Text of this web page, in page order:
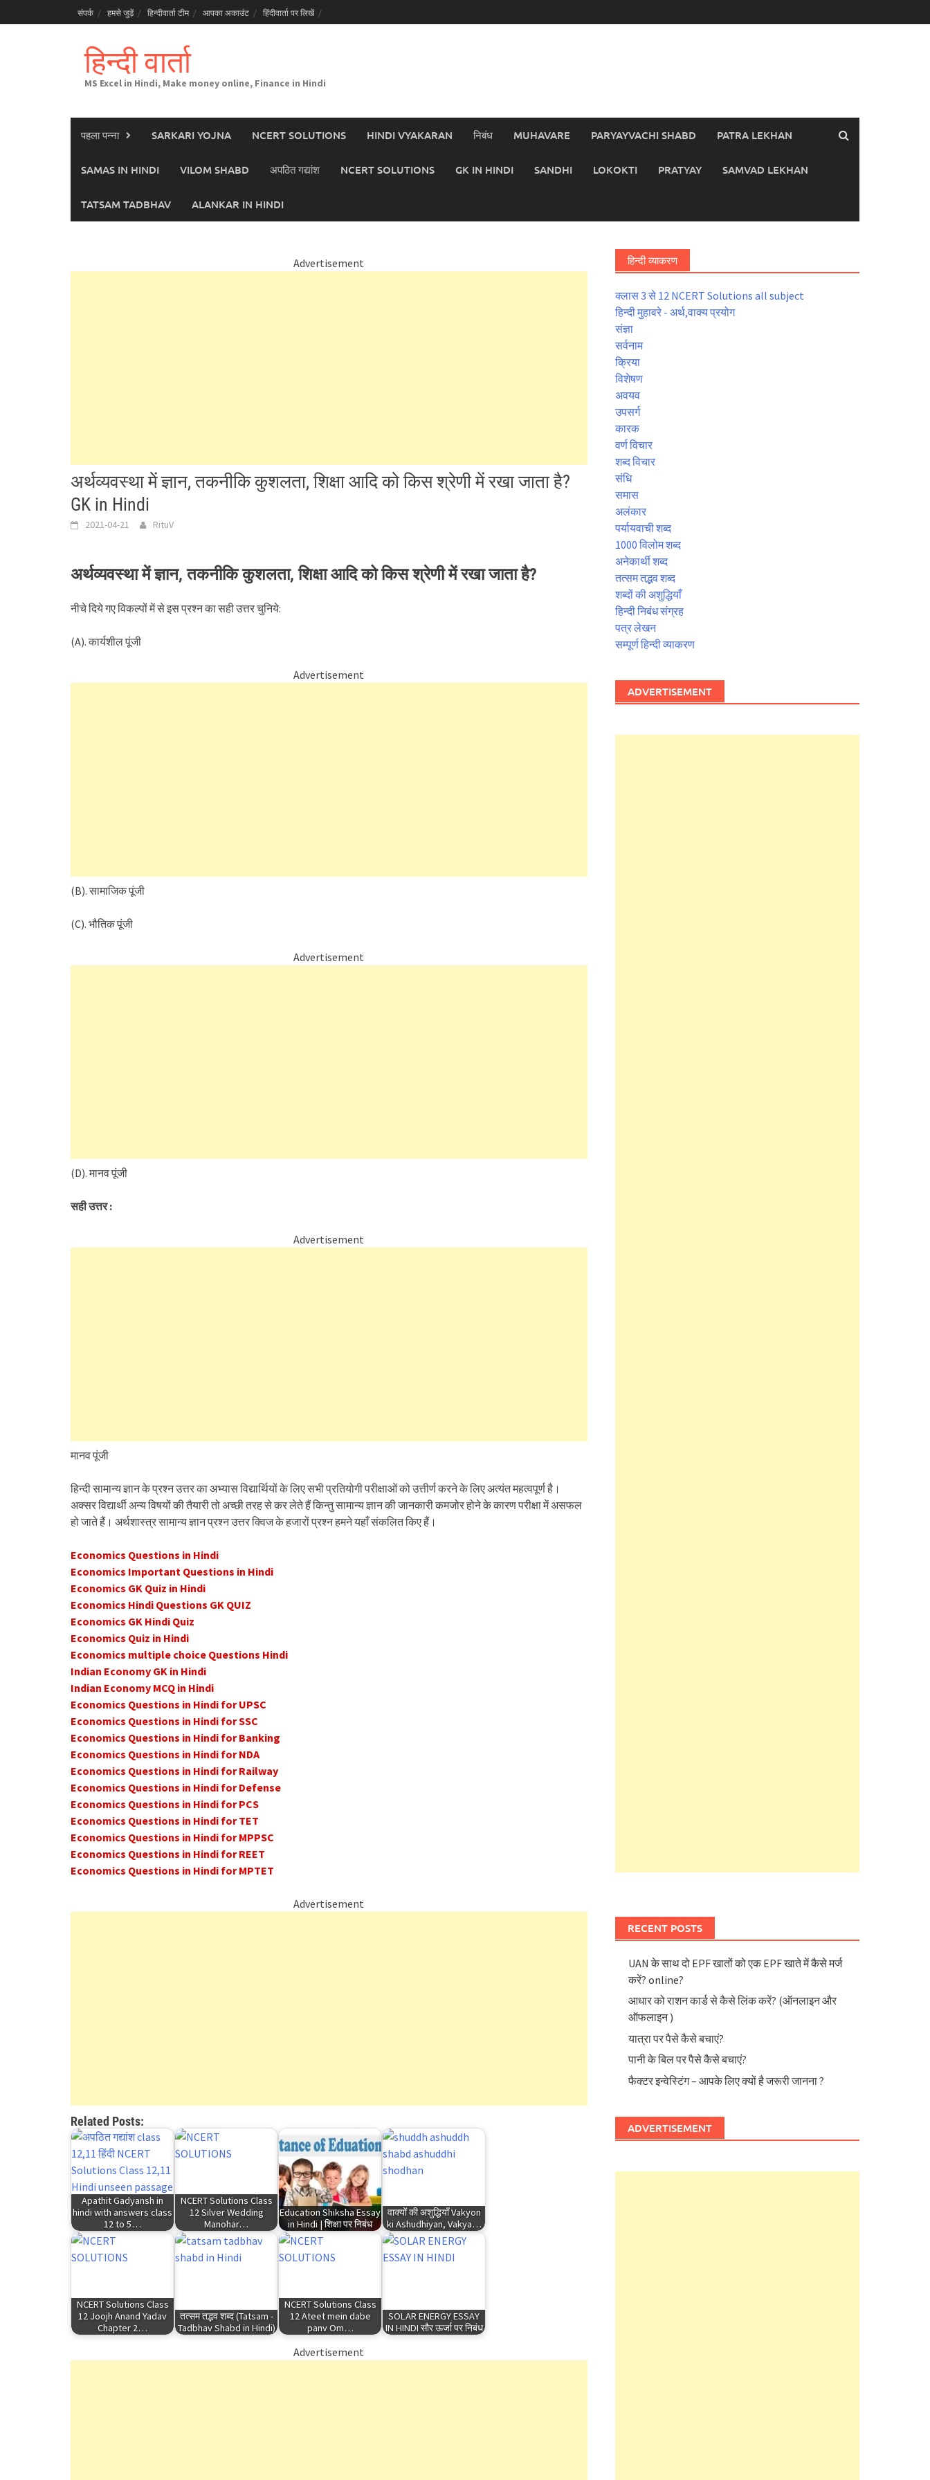
to
संपर्क हमसे जुड़ें हिन्दीवार्ता टीम आपका अकाउंट हिंदीवार्ता पर लिखें
हिन्दी वार्ता
MS Excel in Hindi, Make money online, Finance in Hindi
पहला पन्ना SARKARI YOJNA NCERT SOLUTIONS HINDI VYAKARAN निबंध MUHAVARE PARYAYVACHI SHABD PATRA LEKHAN
SAMAS IN HINDI VILOM SHABD अपठित गद्यांश NCERT SOLUTIONS GK IN HINDI SANDHI LOKOKTI PRATYAY SAMVAD LEKHAN
TATSAM TADBHAV ALANKAR IN HINDI
Advertisement
अर्थव्यवस्था में ज्ञान, तकनीकि कुशलता, शिक्षा आदि को किस श्रेणी में रखा जाता है?
GK in Hindi
2021-04-21 RituV
अर्थव्यवस्था में ज्ञान, तकनीकि कुशलता, शिक्षा आदि को किस श्रेणी में रखा जाता है?
नीचे दिये गए विकल्पों में से इस प्रश्न का सही उत्तर चुनिये:
(A). कार्यशील पूंजी
Advertisement
(B). सामाजिक पूंजी
(C). भौतिक पूंजी
Advertisement
(D). मानव पूंजी
सही उत्तर :
Advertisement
मानव पूंजी
हिन्दी सामान्य ज्ञान के प्रश्न उत्तर का अभ्यास विद्यार्थियों के लिए सभी प्रतियोगी परीक्षाओं को उत्तीर्ण करने के लिए अत्यंत महत्वपूर्ण है।
अक्सर विद्यार्थी अन्य विषयों की तैयारी तो अच्छी तरह से कर लेते हैं किन्तु सामान्य ज्ञान की जानकारी कमजोर होने के कारण परीक्षा में असफल
हो जाते हैं। अर्थशास्त्र सामान्य ज्ञान प्रश्न उत्तर क्विज के हजारों प्रश्न हमने यहाँ संकलित किए हैं।
Economics Questions in Hindi
Economics Important Questions in Hindi
Economics GK Quiz in Hindi
Economics Hindi Questions GK QUIZ
Economics GK Hindi Quiz
Economics Quiz in Hindi
Economics multiple choice Questions Hindi
Indian Economy GK in Hindi
Indian Economy MCQ in Hindi
Economics Questions in Hindi for UPSC
Economics Questions in Hindi for SSC
Economics Questions in Hindi for Banking
Economics Questions in Hindi for NDA
Economics Questions in Hindi for Railway
Economics Questions in Hindi for Defense
Economics Questions in Hindi for PCS
Economics Questions in Hindi for TET
Economics Questions in Hindi for MPPSC
Economics Questions in Hindi for REET
Economics Questions in Hindi for MPTET
Advertisement
Related Posts:
Apathit Gadyansh in
hindi with answers class
12 to 5…
NCERT Solutions Class
12 Silver Wedding
Manohar…
Education Shiksha Essay
in Hindi | शिक्षा पर निबंध
वाक्यों की अशुद्धियाँ Vakyon
ki Ashudhiyan, Vakya…
NCERT Solutions Class
12 Joojh Anand Yadav
Chapter 2…
तत्सम तद्भव शब्द (Tatsam -
Tadbhav Shabd in Hindi)
NCERT Solutions Class
12 Ateet mein dabe
panv Om…
SOLAR ENERGY ESSAY
IN HINDI सौर ऊर्जा पर निबंध
Advertisement
हिन्दी व्याकरण
क्लास 3 से 12 NCERT Solutions all subject
हिन्दी मुहावरे - अर्थ,वाक्य प्रयोग
संज्ञा
सर्वनाम
क्रिया
विशेषण
अवयव
उपसर्ग
कारक
वर्ण विचार
शब्द विचार
संधि
समास
अलंकार
पर्यायवाची शब्द
1000 विलोम शब्द
अनेकार्थी शब्द
तत्सम तद्भव शब्द
शब्दों की अशुद्धियाँ
हिन्दी निबंध संग्रह
पत्र लेखन
सम्पूर्ण हिन्दी व्याकरण
ADVERTISEMENT
RECENT POSTS
UAN के साथ दो EPF खातों को एक EPF खाते में कैसे मर्ज
करें? online?
आधार को राशन कार्ड से कैसे लिंक करें? (ऑनलाइन और
ऑफलाइन )
यात्रा पर पैसे कैसे बचाएं?
पानी के बिल पर पैसे कैसे बचाएं?
फैक्टर इन्वेस्टिंग – आपके लिए क्यों है जरूरी जानना ?
ADVERTISEMENT